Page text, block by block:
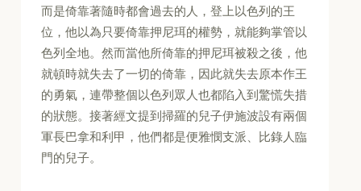
而是倚靠著隨時都會過去的人，登上以色列的王
位，他以為只要倚靠押尼珥的權勢，就能夠掌管以
色列全地。然而當他所倚靠的押尼珥被殺之後，他
就頓時就失去了一切的倚靠，因此就失去原本作王
的勇氣，連帶整個以色列眾人也都陷入到驚慌失措
的狀態。接著經文提到掃羅的兒子伊施波設有兩個
軍長巴拿和利甲，他們都是便雅憫支派、比錄人臨
門的兒子。